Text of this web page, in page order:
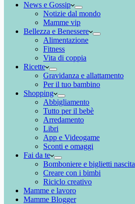
News e Gossip
Notizie dal mondo
Mamme vip
Bellezza e Benessere
Alimentazione
Fitness
Vita di coppia
Ricette
Gravidanza e allattamento
Per il tuo bambino
Shopping
Abbigliamento
Tutto per il bebè
Arredamento
Libri
App e Videogame
Sconti e omaggi
Fai da te
Bomboniere e biglietti nascita
Creare con i bimbi
Riciclo creativo
Mamme e lavoro
Mamme Blogger